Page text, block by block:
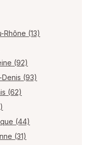
(13)
(92)
(93)
(62)
(44)
(31)